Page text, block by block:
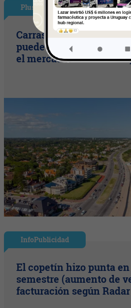
Plus
Carrasco vs. barrios
puede comprar por unos
el mercado inmobiliario
InfoPublicidad
El copetín hizo punta
semestre (aumento de
facturación según